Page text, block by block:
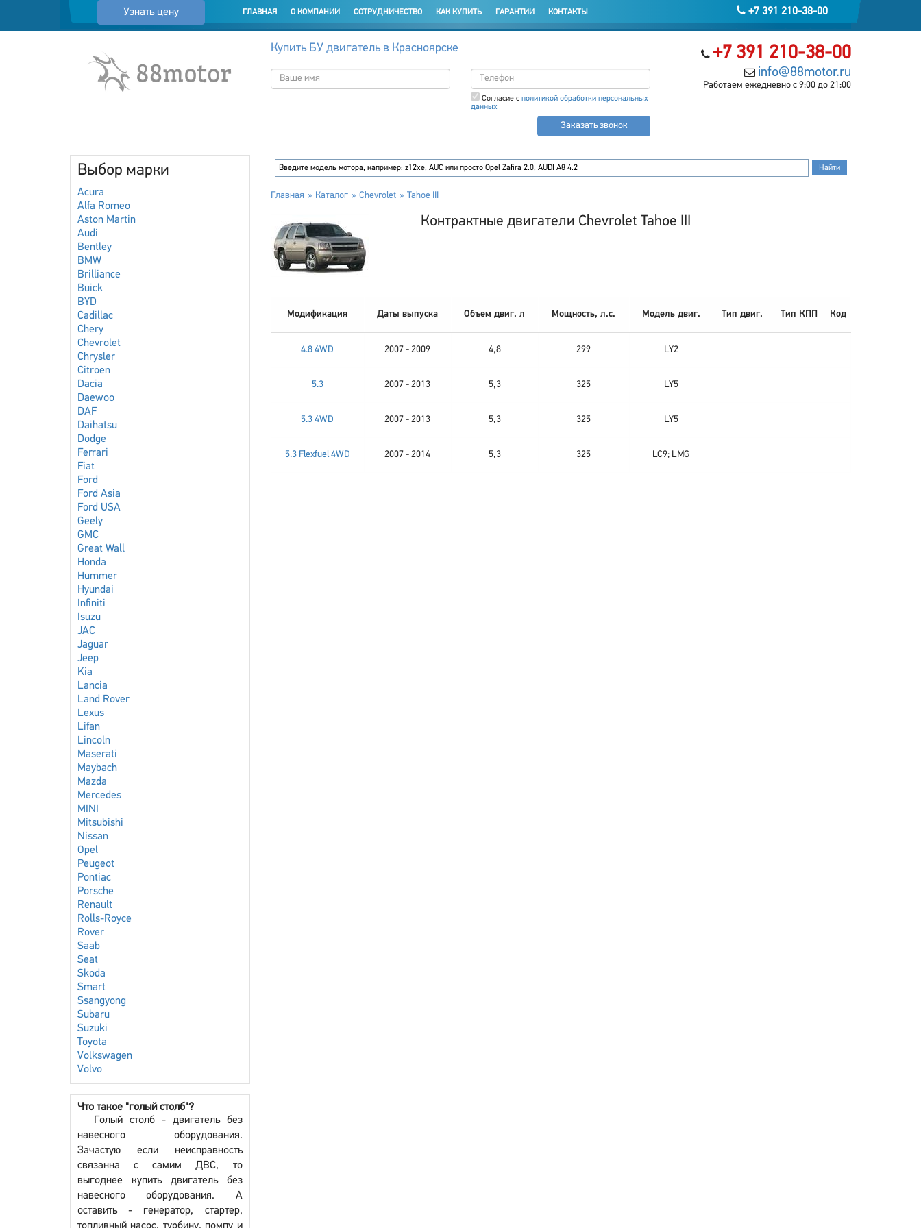
Узнать цену +7 391 210-38-00
ГЛАВНАЯ О КОМПАНИИ СОТРУДНИЧЕСТВО КАК КУПИТЬ ГАРАНТИИ КОНТАКТЫ
+7 391 210-38-00
info@88motor.ru
Работаем ежедневно с 9:00 до 21:00
Купить БУ двигатель в Красноярске
Согласие с политикой обработки персональных
данных
Заказать звонок
Выбор марки
Acura
Alfa Romeo
Aston Martin
Audi
Bentley
BMW
Brilliance
Buick
BYD
Cadillac
Chery
Chevrolet
Chrysler
Citroen
Dacia
Daewoo
DAF
Daihatsu
Dodge
Ferrari
Fiat
Ford
Ford Asia
Ford USA
Geely
GMC
Great Wall
Honda
Hummer
Hyundai
Infiniti
Isuzu
JAC
Jaguar
Jeep
Kia
Lancia
Land Rover
Lexus
Lifan
Lincoln
Maserati
Maybach
Mazda
Mercedes
MINI
Mitsubishi
Nissan
Opel
Peugeot
Pontiac
Porsche
Renault
Rolls-Royce
Rover
Saab
Seat
Skoda
Smart
Ssangyong
Subaru
Suzuki
Toyota
Volkswagen
Volvo
Что такое "голый столб"?
Голый столб - двигатель без
навесного оборудования.
Зачастую если неисправность
связанна с самим ДВС, то
выгоднее купить двигатель без
навесного оборудования. А
оставить - генератор, стартер,
Главная Каталог Chevrolet Tahoe III
Контрактные двигатели Chevrolet Tahoe III
Модификация Даты выпуска Объем двиг. л Мощность, л.с. Модель двиг. Тип двиг. Тип КПП Код
4.8 4WD 2007 - 2009 4,8 299 LY2
5.3 2007 - 2013 5,3 325 LY5
5.3 4WD 2007 - 2013 5,3 325 LY5
5.3 Flexfuel 4WD 2007 - 2014 5,3 325 LC9; LMG